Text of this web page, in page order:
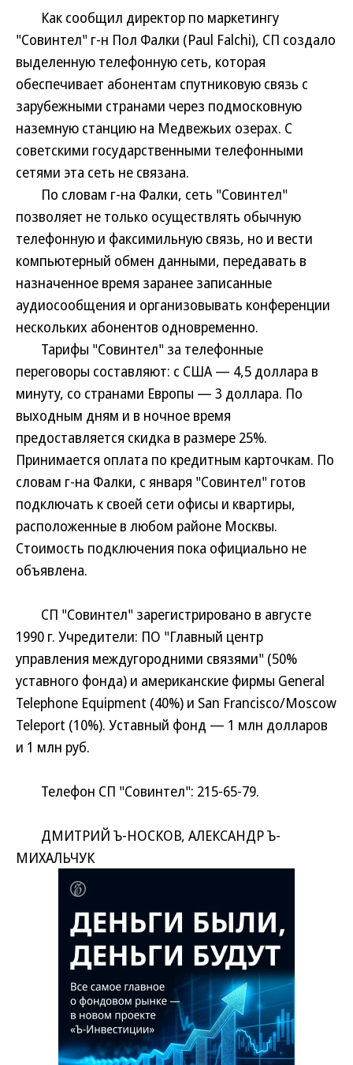
Как сообщил директор по маркетингу
"Совинтел" г-н Пол Фалки (Paul Falchi), СП создало
выделенную телефонную сеть, которая
обеспечивает абонентам спутниковую связь с
зарубежными странами через подмосковную
наземную станцию на Медвежьих озерах. С
советскими государственными телефонными
сетями эта сеть не связана.
По словам г-на Фалки, сеть "Совинтел"
позволяет не только осуществлять обычную
телефонную и факсимильную связь, но и вести
компьютерный обмен данными, передавать в
назначенное время заранее записанные
аудиосообщения и организовывать конференции
нескольких абонентов одновременно.
Тарифы "Совинтел" за телефонные
переговоры составляют: с США — 4,5 доллара в
минуту, со странами Европы — 3 доллара. По
выходным дням и в ночное время
предоставляется скидка в размере 25%.
Принимается оплата по кредитным карточкам. По
словам г-на Фалки, с января "Совинтел" готов
подключать к своей сети офисы и квартиры,
расположенные в любом районе Москвы.
Стоимость подключения пока официально не
объявлена.
СП "Совинтел" зарегистрировано в августе
1990 г. Учредители: ПО "Главный центр
управления междугородними связями" (50%
уставного фонда) и американские фирмы General
Telephone Equipment (40%) и San Francisco/Moscow
Teleport (10%). Уставный фонд — 1 млн долларов
и 1 млн руб.
Телефон СП "Совинтел": 215-65-79.
ДМИТРИЙ Ъ-НОСКОВ, АЛЕКСАНДР Ъ-
МИХАЛЬЧУК